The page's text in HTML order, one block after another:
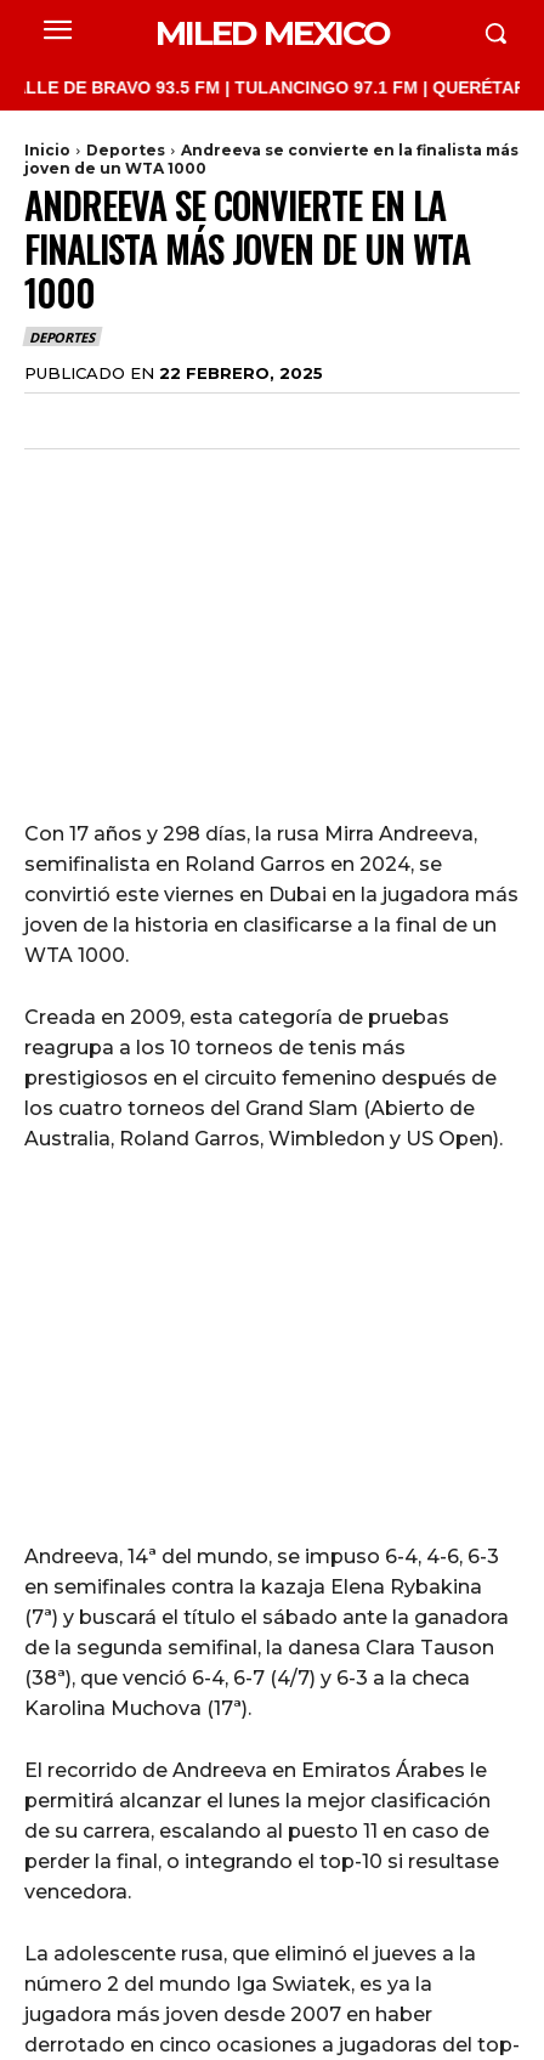
MILED MEXICO
BRAVO 93.5 FM | TULANCINGO 97.1 FM | QUERÉTARO
Inicio Deportes
Andreeva se convierte en la finalista más
joven de un WTA 1000
ANDREEVA SE CONVIERTE EN LA
FINALISTA MÁS JOVEN DE UN WTA
1000
DEPORTES
PUBLICADO EN 22 FEBRERO, 2025
Con 17 años y 298 días, la rusa Mirra Andreeva,
semifinalista en Roland Garros en 2024, se
convirtió este viernes en Dubai en la jugadora más
joven de la historia en clasificarse a la final de un
WTA 1000.
Creada en 2009, esta categoría de pruebas
reagrupa a los 10 torneos de tenis más
prestigiosos en el circuito femenino después de
los cuatro torneos del Grand Slam (Abierto de
Australia, Roland Garros, Wimbledon y US Open).
Andreeva, 14ª del mundo, se impuso 6-4, 4-6, 6-3
en semifinales contra la kazaja Elena Rybakina
(7ª) y buscará el título el sábado ante la ganadora
de la segunda semifinal, la danesa Clara Tauson
(38ª), que venció 6-4, 6-7 (4/7) y 6-3 a la checa
Karolina Muchova (17ª).
El recorrido de Andreeva en Emiratos Árabes le
permitirá alcanzar el lunes la mejor clasificación
de su carrera, escalando al puesto 11 en caso de
perder la final, o integrando el top-10 si resultase
vencedora.
La adolescente rusa, que eliminó el jueves a la
número 2 del mundo Iga Swiatek, es ya la
jugadora más joven desde 2007 en haber
derrotado en cinco ocasiones a jugadoras del top-